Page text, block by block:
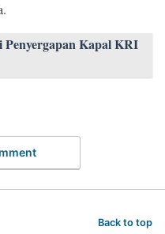
Penyergapan Kapal KRI
Back to top